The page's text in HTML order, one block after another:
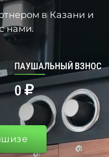
в Казани и
нами.
ПАУШАЛЬНЫЙ ВЗНОС
0